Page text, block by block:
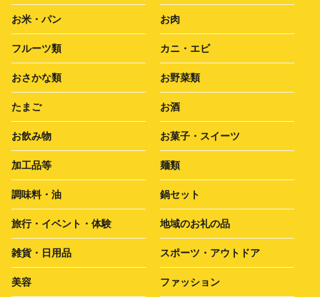
お米・パン お肉
フルーツ類 カニ・エビ
おさかな類 お野菜類
たまご お酒
お飲み物 お菓子・スイーツ
加工品等 麺類
調味料・油 鍋セット
旅行・イベント・体験 地域のお礼の品
雑貨・日用品 スポーツ・アウトドア
美容 ファッション